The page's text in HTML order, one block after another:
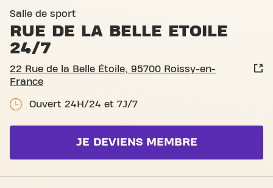
Salle de sport
RUE DE LA BELLE ETOILE
24/7
22 Rue de la Belle Étoile, 95700 Roissy-en-
France
Ouvert 24H/24 et 7J/7
JE DEVIENS MEMBRE